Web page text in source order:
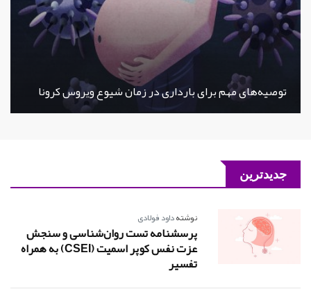
توصیه‌های مهم برای بارداری در زمان شیوع ویروس کرونا
جدیدترین
نوشتهداود فولادی
پرسشنامه تست روان‌شناسی و سنجش
عزت نفس کوپر اسمیت (CSEI) به همراه
تفسیر